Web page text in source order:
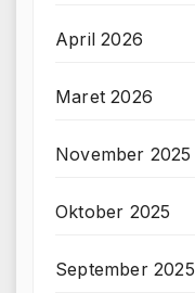
April 2026
Maret 2026
November 2025
Oktober 2025
September 2025